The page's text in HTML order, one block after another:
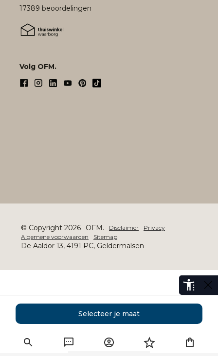
Selecteer je maat
17389 beoordelingen
Volg OFM.
© Copyright 2026 OFM. Disclaimer
Privacy
Algemene voorwaarden
Sitemap
De Aaldor 13, 4191 PC, Geldermalsen